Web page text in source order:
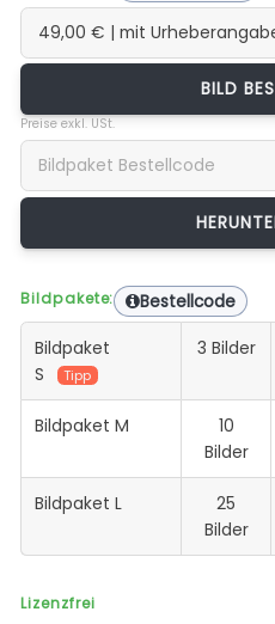
BILD
Preise exkl. USt.
Bildpakete: Bestellcode
Bildpaket
S
Tipp
3 Bilder
Bildpaket M
10
Bilder
Bildpaket L
25
Bilder
Lizenzfrei